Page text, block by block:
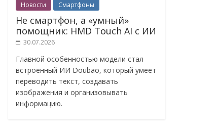
Новости Смартфоны
Не смартфон, а «умный»
помощник: HMD Touch AI с ИИ
30.07.2026
Главной особенностью модели стал
встроенный ИИ Doubao, который умеет
переводить текст, создавать
изображения и организовывать
информацию.